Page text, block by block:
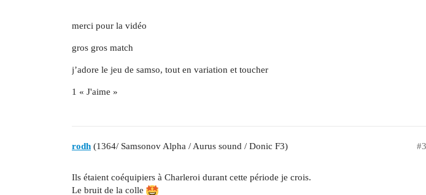
merci pour la vidéo
gros gros match
j’adore le jeu de samso, tout en variation et toucher
1 « J'aime »
rodh (1364/ Samsonov Alpha / Aurus sound / Donic F3) #3
Ils étaient coéquipiers à Charleroi durant cette période je crois.
Le bruit de la colle